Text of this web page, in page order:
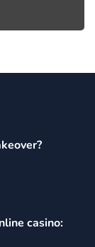
casino: